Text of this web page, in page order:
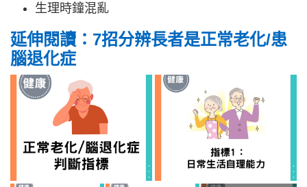
生理時鐘混亂
延伸閱讀：7招分辨長者是正常老化/患
腦退化症